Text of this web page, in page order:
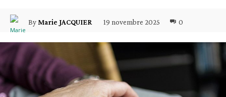
By Marie JACQUIER 19 novembre 2025 0